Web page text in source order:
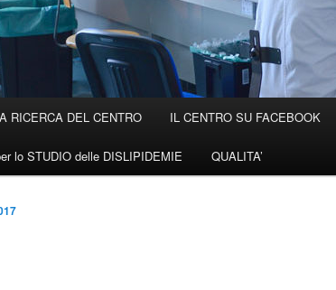
RICERCA DEL CENTRO IL CENTRO SU FACEBOOK
lo STUDIO delle DISLIPIDEMIE QUALITA’